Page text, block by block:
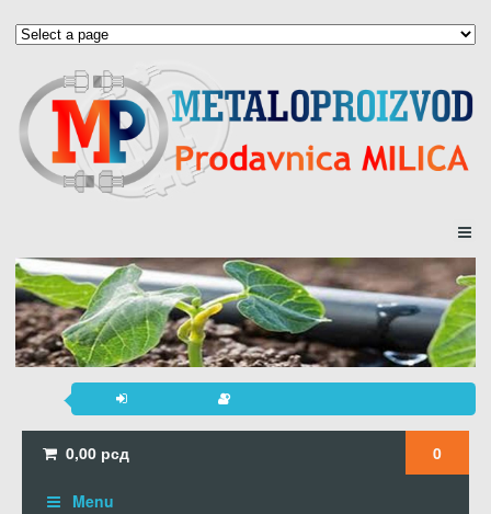
0,00 рсд 0
Menu